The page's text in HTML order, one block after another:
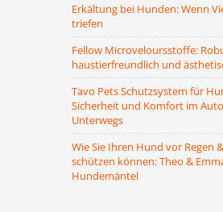
Erkältung bei Hunden: Wenn
triefen
Fellow Microveloursstoffe:
haustierfreundlich und
Tavo Pets Schutzsystem für
Sicherheit und Komfort im
Unterwegs
Wie Sie Ihren Hund vor Regen
schützen können: Theo &
Hundemäntel